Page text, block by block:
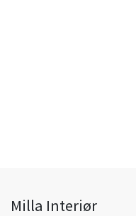
Milla Interiør